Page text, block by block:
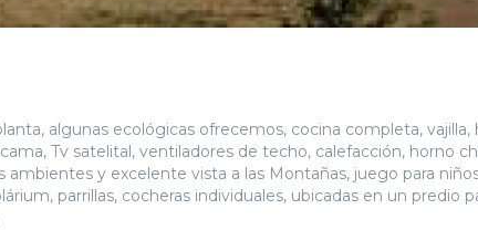
algunas ecológicas ofrecemos, cocina completa,
Tv satelital, ventiladores de techo, calefacción, horno
ambientes y excelente vista a las Montañas, juego para
parrillas, cocheras individuales, ubicadas en un predio